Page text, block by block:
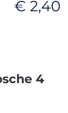
€ 2,40
4